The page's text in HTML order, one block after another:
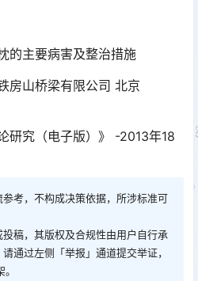
的主要病害及整治措施
房山桥梁有限公司 北京
研究（电子版）》 -2013年18
考，不构成决策依据，所涉标准可
稿，其版权及合规性由用户自行承
通过左侧「举报」通道提交举证，